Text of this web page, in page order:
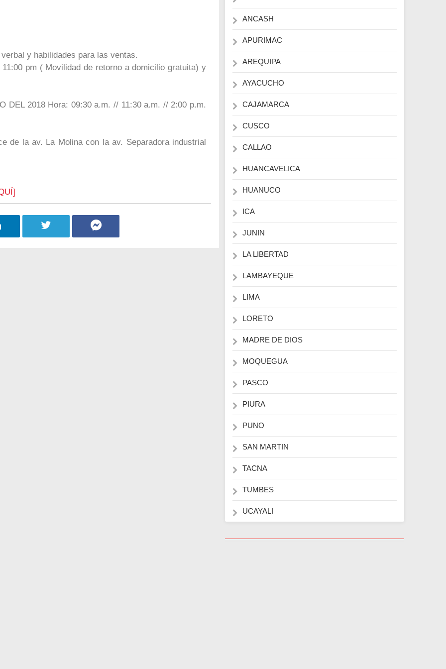
y habilidades para las ventas.
pm ( Movilidad de retorno a domicilio gratuita) y
DEL 2018 Hora: 09:30 a.m. // 11:30 a.m. // 2:00 p.m.
de la av. La Molina con la av. Separadora industrial
ANCASH
APURIMAC
AREQUIPA
AYACUCHO
CAJAMARCA
CUSCO
CALLAO
HUANCAVELICA
HUANUCO
ICA
JUNIN
LA LIBERTAD
LAMBAYEQUE
LIMA
LORETO
MADRE DE DIOS
MOQUEGUA
PASCO
PIURA
PUNO
SAN MARTIN
TACNA
TUMBES
UCAYALI